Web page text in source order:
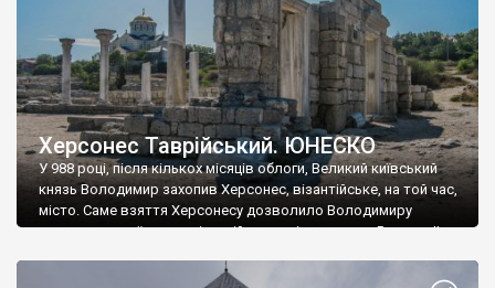
Херсонес Таврійський. ЮНЕСКО
У 988 році, після кількох місяців облоги, Великий київський
князь Володимир захопив Херсонес, візантійське, на той час,
місто. Саме взяття Херсонесу дозволило Володимиру
диктувати свої умови візантійському імператору Василю ІІ, та
Херсонесі Володимир-язичник, став Василем-християнином.